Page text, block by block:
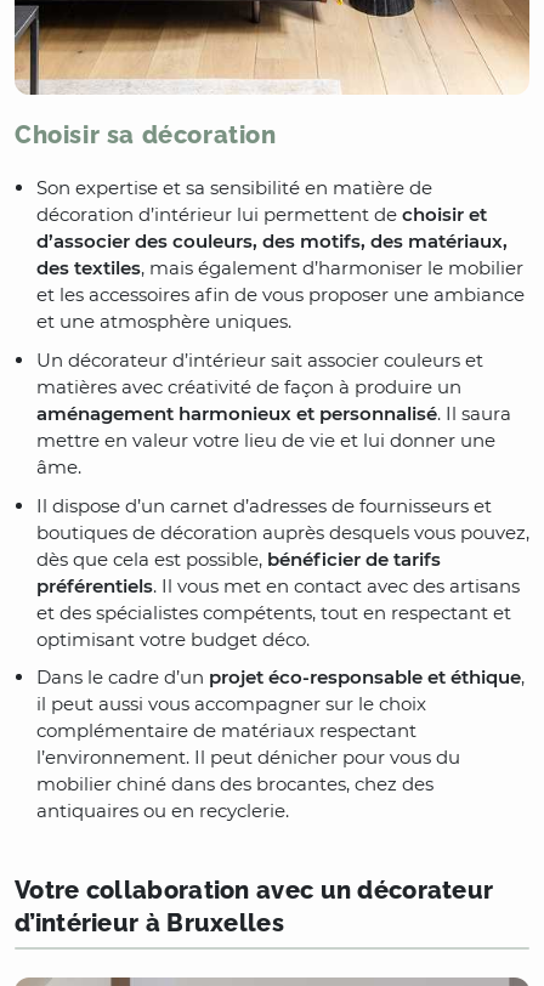
Choisir sa décoration
Son expertise et sa sensibilité en matière de
décoration d’intérieur lui permettent de choisir et
d’associer des couleurs, des motifs, des matériaux,
des textiles, mais également d’harmoniser le mobilier
et les accessoires afin de vous proposer une ambiance
et une atmosphère uniques.
Un décorateur d’intérieur sait associer couleurs et
matières avec créativité de façon à produire un
aménagement harmonieux et personnalisé. Il saura
mettre en valeur votre lieu de vie et lui donner une
âme.
Il dispose d’un carnet d’adresses de fournisseurs et
boutiques de décoration auprès desquels vous pouvez,
dès que cela est possible, bénéficier de tarifs
préférentiels. Il vous met en contact avec des artisans
et des spécialistes compétents, tout en respectant et
optimisant votre budget déco.
Dans le cadre d’un projet éco-responsable et éthique,
il peut aussi vous accompagner sur le choix
complémentaire de matériaux respectant
l’environnement. Il peut dénicher pour vous du
mobilier chiné dans des brocantes, chez des
antiquaires ou en recyclerie.
Votre collaboration avec un décorateur
d’intérieur à Bruxelles